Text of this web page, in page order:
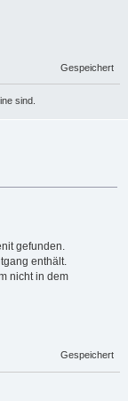
Gespeichert
sind.
gefunden.
enthält.
nicht in dem
Gespeichert